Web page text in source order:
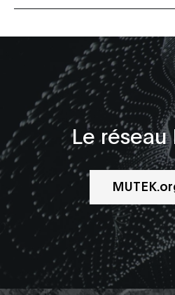
Le réseau